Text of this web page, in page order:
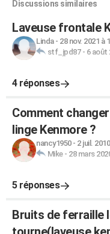
Discussions similaires
Laveuse frontale
Linda- 28 nov. 2021 à
stf_jpd87- 6 août
4 réponses
Comment
linge Kenmore ?
nancy1950- 2 juil.
Mike- 28 mars
5 réponses
Bruits de ferraille